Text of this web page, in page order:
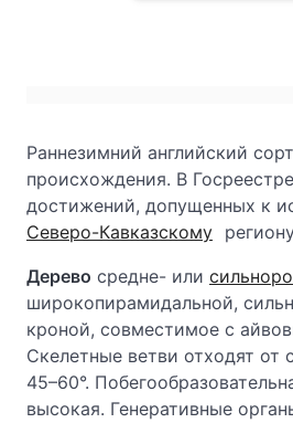
Раннезимний английский
происхождения. В
достижений, допущенных к
Северо-Кавказскому
Дерево средне- или
широкопирамидальной,
кроной, совместимое с
Скелетные ветви отходят от
45–60°.
высокая. Генеративные